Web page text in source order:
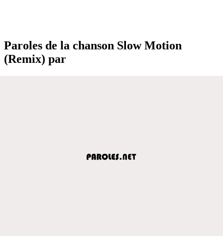
Paroles de la chanson Slow Motion
(Remix) par